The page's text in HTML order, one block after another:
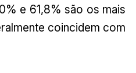
e 61,8% são os mais
coincidem com